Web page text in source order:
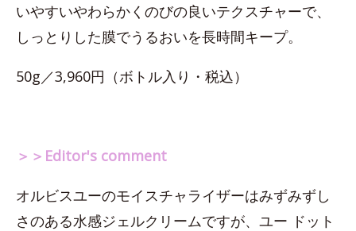
いやすいやわらかくのびの良いテクスチャーで、
しっとりした膜でうるおいを長時間キープ。
50g／3,960円（ボトル入り・税込）
＞＞Editor's comment
オルビスユーのモイスチャライザーはみずみずし
さのある水感ジェルクリームですが、ユー ドット